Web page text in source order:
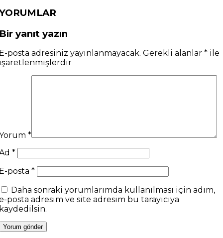
yanıt yazın
posta adresiniz yayınlanmayacak. Gerekli alanlar * ile
*
*
posta *
Daha sonraki yorumlarımda kullanılması için adım,
posta adresim ve site adresim bu tarayıcıya